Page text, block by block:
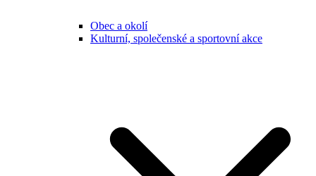
Obec a okolí
Kulturní, společenské a sportovní akce